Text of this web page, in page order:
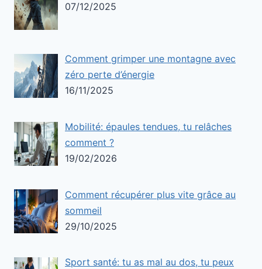
07/12/2025
Comment grimper une montagne avec
zéro perte d’énergie
16/11/2025
Mobilité: épaules tendues, tu relâches
comment ?
19/02/2026
Comment récupérer plus vite grâce au
sommeil
29/10/2025
Sport santé: tu as mal au dos, tu peux